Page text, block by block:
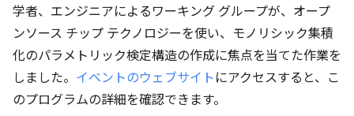
学者、エンジニアによるワーキング グループが、オープ
ンソース チップ テクノロジーを使い、モノリシック集積
化のパラメトリック検定構造の作成に焦点を当てた作業を
しました。 イベントのウェブサイトにアクセスすると、こ
のプログラムの詳細を確認できます。